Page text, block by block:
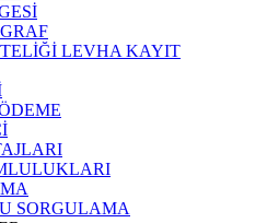
LEVHA KAYIT
SORGULAMA